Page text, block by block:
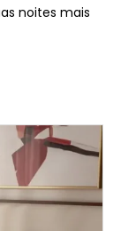
noites mais